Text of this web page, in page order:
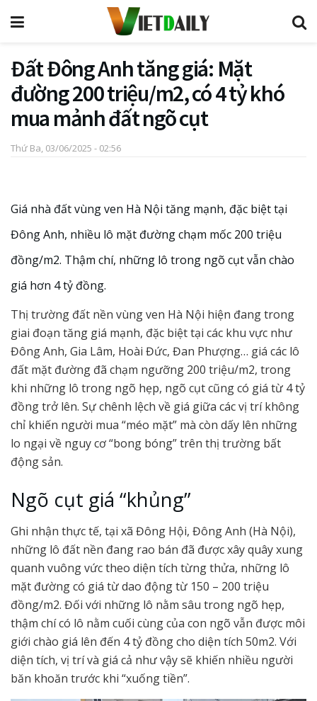
Đất Đông Anh tăng giá: Mặt
đường 200 triệu/m2, có 4 tỷ khó
mua mảnh đất ngõ cụt
Thứ Ba, 03/06/2025 - 02:56
Giá nhà đất vùng ven Hà Nội tăng mạnh, đặc biệt tại
Đông Anh, nhiều lô mặt đường chạm mốc 200 triệu
đồng/m2. Thậm chí, những lô trong ngõ cụt vẫn chào
giá hơn 4 tỷ đồng.
Thị trường đất nền vùng ven Hà Nội hiện đang trong
giai đoạn tăng giá mạnh, đặc biệt tại các khu vực như
Đông Anh, Gia Lâm, Hoài Đức, Đan Phượng… giá các lô
đất mặt đường đã chạm ngưỡng 200 triệu/m2, trong
khi những lô trong ngõ hẹp, ngõ cụt cũng có giá từ 4 tỷ
đồng trở lên. Sự chênh lệch về giá giữa các vị trí không
chỉ khiến người mua “méo mặt” mà còn dấy lên những
lo ngại về nguy cơ “bong bóng” trên thị trường bất
động sản.
Ngõ cụt giá “khủng”
Ghi nhận thực tế, tại xã Đông Hội, Đông Anh (Hà Nội),
những lô đất nền đang rao bán đã được xây quây xung
quanh vuông vức theo diện tích từng thửa, những lô
mặt đường có giá từ dao động từ 150 – 200 triệu
đồng/m2. Đối với những lô nằm sâu trong ngõ hẹp,
thậm chí có lô nằm cuối cùng của con ngõ vẫn được môi
giới chào giá lên đến 4 tỷ đồng cho diện tích 50m2. Với
diện tích, vị trí và giá cả như vậy sẽ khiến nhiều người
băn khoăn trước khi “xuống tiền”.